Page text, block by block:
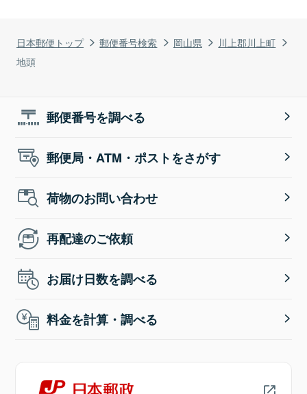
日本郵便トップ 郵便番号検索 岡山県
川上郡川上町
地頭
郵便番号を調べる
郵便局・ATM・ポストをさがす
荷物のお問い合わせ
再配達のご依頼
お届け日数を調べる
料金を計算・調べる